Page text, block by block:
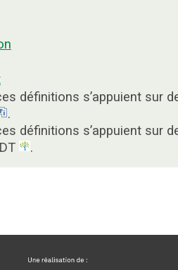
définitions s’appuient sur
.
définitions s’appuient sur
.